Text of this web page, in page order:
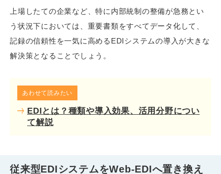
上場したての企業など、特に内部統制の整備が急務とい
う状況下においては、重要書類をすべてデータ化して、
記録の信頼性を一気に高めるEDIシステムの導入が大きな
解決策となることでしょう。
あわせて読みたい
EDIとは？種類や導入効果、活用分野につい
て解説
従来型EDIシステムをWeb-EDIへ置き換え